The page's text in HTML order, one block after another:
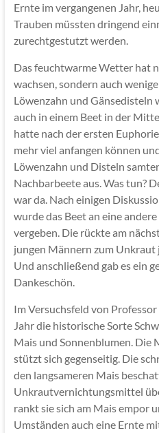
Ernte im vergangenen Jahr,
Trauben müssten dringend
zurechtgestutzt werden.
Das feuchtwarme Wetter hat
wachsen, sondern auch
Löwenzahn und Gänsedisteln
auch in einem Beet in der
hatte nach der ersten
mehr viel anfangen können
Löwenzahn und Disteln
Nachbarbeete aus. Was tun?
war da. Nach einigen
wurde das Beet an eine
vergeben. Die rückte am
jungen Männern zum Unkraut
Und anschließend gab es ein
Dankeschön.
Im Versuchsfeld von
Jahr die historische Sorte
Mais und Sonnenblumen. Die
stützt sich gegenseitig. Die
den langsameren Mais
Unkrautvernichtungsmittel
rankt sie sich am Mais empor
Umständen auch eine Ernte